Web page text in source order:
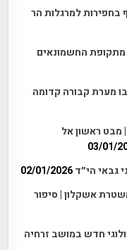
בחפירות למרגלות הר
החשמונאים
מערת קבורה קדומה
ראשון אל
03/01/
גבאי הי״ד 02/01/2026
אשקלון | סיפור
חדש במושב זרחיה